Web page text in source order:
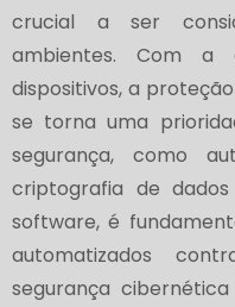
crucial a ser
ambientes. Com a
dispositivos, a
se torna uma
segurança, como
criptografia de
software, é
automatizados
segurança